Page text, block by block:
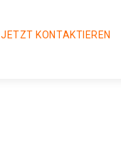
JETZT KONTAKTIEREN